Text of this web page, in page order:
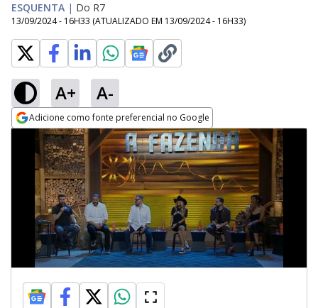
ESQUENTA | Do R7
13/09/2024 - 16H33 (ATUALIZADO EM 13/09/2024 - 16H33)
A+ A-
Adicione como fonte preferencial no Google
Opens in new window